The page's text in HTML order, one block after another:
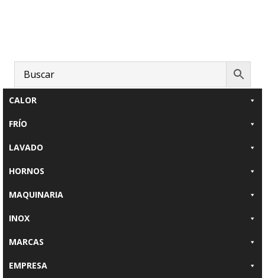
página
CALOR
FRÍO
LAVADO
HORNOS
MAQUINARIA
INOX
MARCAS
EMPRESA